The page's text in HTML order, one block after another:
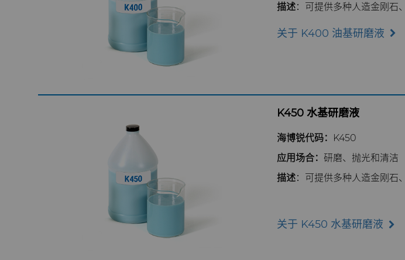
描述：可提供多种人造金刚石
关于 K400 油基研磨液
K450 水基研磨液
海博锐代码：
K450
应用场合： 研磨、抛光和清洁
描述：可提供多种人造金刚石
关于 K450 水基研磨液